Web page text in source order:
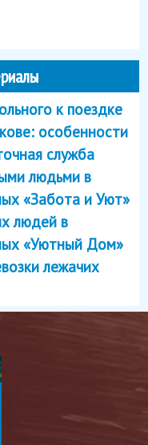
к поездке
особенности
служба
людьми в
«Забота и Уют»
людей в
«Уютный Дом»
лежачих